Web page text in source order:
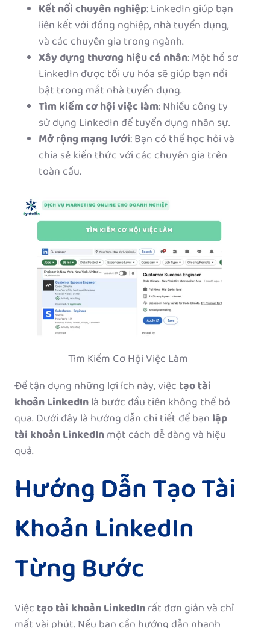
Kết nối chuyên nghiệp: LinkedIn giúp bạn
liên kết với đồng nghiệp, nhà tuyển dụng,
và các chuyên gia trong ngành.
Xây dựng thương hiệu cá nhân: Một hồ sơ
LinkedIn được tối ưu hóa sẽ giúp bạn nổi
bật trong mắt nhà tuyển dụng.
Tìm kiếm cơ hội việc làm: Nhiều công ty
sử dụng LinkedIn để tuyển dụng nhân sự.
Mở rộng mạng lưới: Bạn có thể học hỏi và
chia sẻ kiến thức với các chuyên gia trên
toàn cầu.
Tìm Kiếm Cơ Hội Việc Làm
Để tận dụng những lợi ích này, việc tạo tài
khoản LinkedInlà bước đầu tiên không thể bỏ
qua. Dưới đây là hướng dẫn chi tiết để bạn lập
tài khoản LinkedInmột cách dễ dàng và hiệu
quả.
Hướng Dẫn Tạo Tài
Khoản LinkedIn
Từng Bước
Việc tạo tài khoản LinkedInrất đơn giản và chỉ